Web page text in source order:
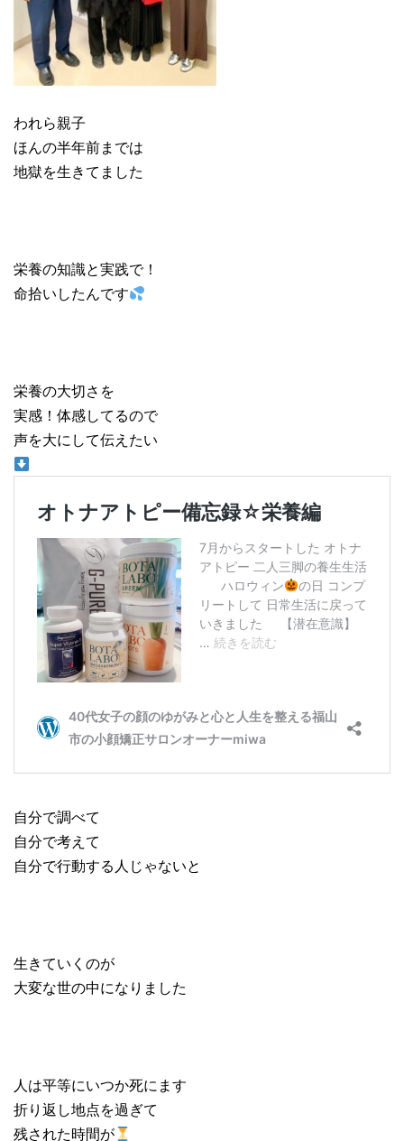
われら親子
ほんの半年前までは
地獄を生きてました
栄養の知識と実践で！
命拾いしたんです
栄養の大切さを
実感！体感してるので
声を大にして伝えたい
自分で調べて
自分で考えて
自分で行動する人じゃないと
生きていくのが
大変な世の中になりました
人は平等にいつか死にます
折り返し地点を過ぎて
残された時間が